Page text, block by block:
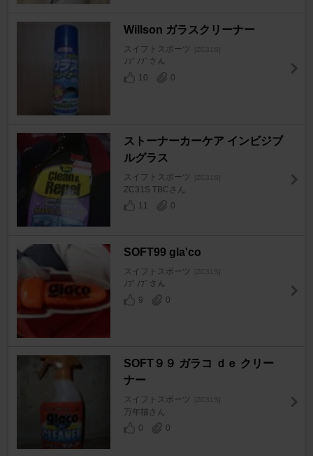
Willson ガラスクリーナー
スイフトスポーツ [ZC31S]
ﾉﾌﾞﾉﾌﾞさん
10
0
ストーナーカーケア インビジブ
ルグラス
スイフトスポーツ [ZC31S]
ZC31S TBCさん
11
0
SOFT99 gla'co
スイフトスポーツ [ZC31S]
ﾉﾌﾞﾉﾌﾞさん
9
0
SOFT９９ ガラコ ｄｅ クリー
ナー
スイフトスポーツ [ZC31S]
万年猫さん
0
0